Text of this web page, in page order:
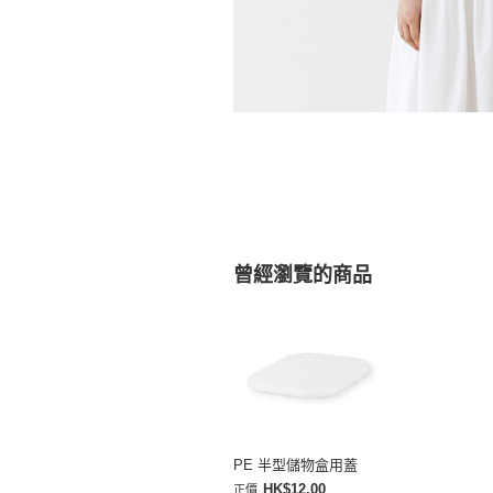
曾經瀏覽的商品
PE 半型儲物盒用蓋
正價 HK$12.00